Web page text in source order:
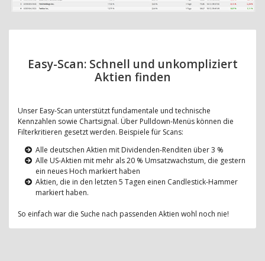
Easy-Scan: Schnell und unkompliziert
Aktien finden
Unser Easy-Scan unterstützt fundamentale und technische
Kennzahlen sowie Chartsignal. Über Pulldown-Menüs können die
Filterkritieren gesetzt werden. Beispiele für Scans:
Alle deutschen Aktien mit Dividenden-Renditen über 3 %
Alle US-Aktien mit mehr als 20 % Umsatzwachstum, die gestern
ein neues Hoch markiert haben
Aktien, die in den letzten 5 Tagen einen Candlestick-Hammer
markiert haben.
So einfach war die Suche nach passenden Aktien wohl noch nie!